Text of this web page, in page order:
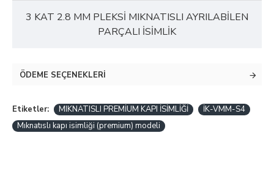
3 KAT 2.8 MM PLEKSİ MIKNATISLI AYRILABİLEN
PARÇALI İSİMLİK
ÖDEME SEÇENEKLERI
Etiketler: MIKNATISLI PREMİUM KAPI İSİMLİĞİ
İK-VMM-S4
Mıknatıslı kapı isimliği (premium) modeli